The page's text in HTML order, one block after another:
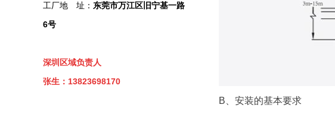
工厂地 址： 东莞市万江区旧宁基一路
6号
深圳区域负责人
张生：13823698170
B、安装的基本要求